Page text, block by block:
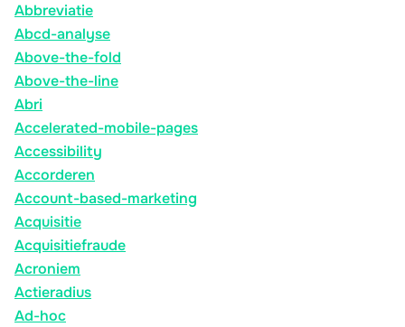
Abbreviatie
Abcd-analyse
Above-the-fold
Above-the-line
Abri
Accelerated-mobile-pages
Accessibility
Accorderen
Account-based-marketing
Acquisitie
Acquisitiefraude
Acroniem
Actieradius
Ad-hoc